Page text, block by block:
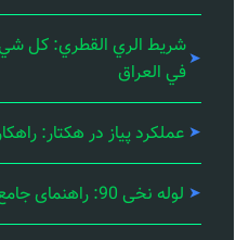
شريط الري القطري: كل شي
في العراق
عملکرد پیاز در هکتار:
لوله نخی 90: راهنمای جامع، کاربردها و مزایا در آبیاری